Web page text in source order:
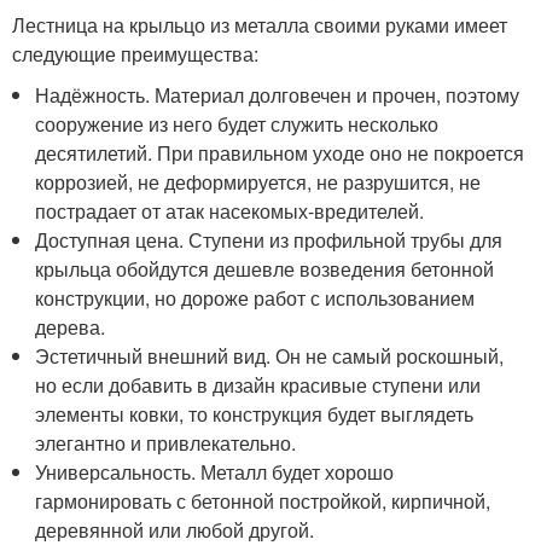
Лестница на крыльцо из металла своими руками имеет
следующие преимущества:
Надёжность. Материал долговечен и прочен, поэтому
сооружение из него будет служить несколько
десятилетий. При правильном уходе оно не покроется
коррозией, не деформируется, не разрушится, не
пострадает от атак насекомых-вредителей.
Доступная цена. Ступени из профильной трубы для
крыльца обойдутся дешевле возведения бетонной
конструкции, но дороже работ с использованием
дерева.
Эстетичный внешний вид. Он не самый роскошный,
но если добавить в дизайн красивые ступени или
элементы ковки, то конструкция будет выглядеть
элегантно и привлекательно.
Универсальность. Металл будет хорошо
гармонировать с бетонной постройкой, кирпичной,
деревянной или любой другой.